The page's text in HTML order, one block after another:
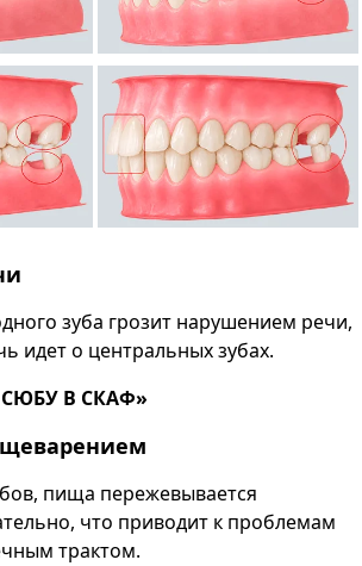
зуба грозит нарушением речи,
идет о центральных зубах.
В СКАФ»
пища пережевывается
что приводит к проблемам
трактом.